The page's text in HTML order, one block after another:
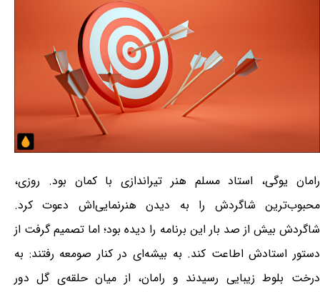
رامان یوگی، استاد مسلم هنر تیراندازی با کمان بود. روزی،
محبوب‌ترین شاگردش را به دیدن هنرنمایی‌اش دعوت کرد.
شاگردش بیش از صد بار این برنامه را دیده بود؛ اما تصمیم گرفت از
دستور استادش اطاعت کند. به بیشه‌ای در کنار صومعه رفتند: به
درخت بلوط زیبایی رسیدند و رامان، از میان حلقه‌ی گل دور